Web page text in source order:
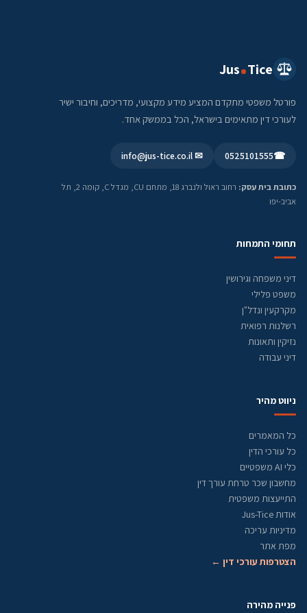
Jus Tice
פורטל משפטי מתקדם המציע מידע מקצועי, מדריכים, וחיבור ישיר
לעורכי דין מתאימים בישראל, הכל בממשק אחד.
☎
0525101555
✉ info@jus-tice.co.il
כתובת בית עסק:
רחוב ראול ולנברג 18, מתחם CU, מגדל C, קומה 2, תל
אביב-יפו
תחומי התמחות
דיני משפחה וגירושין
משפט פלילי
מקרקעין ונדל"ן
רשלנות רפואית
נזיקין ותאונות
דיני עבודה
ניווט מהיר
כל המאמרים
כל עורכי הדין
כלי AI משפטיים
מחשבון שכר טרחת עורך דין
התייעצות משפטית
אודות Jus-Tice
מדיניות עריכה
מפת אתר
הצטרפות עורכי דין ←
פנייה מהירה